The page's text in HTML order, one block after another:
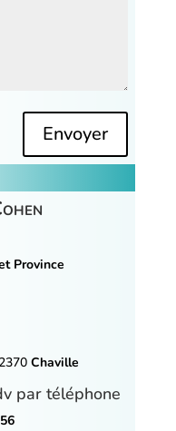
Province
Chaville
par téléphone